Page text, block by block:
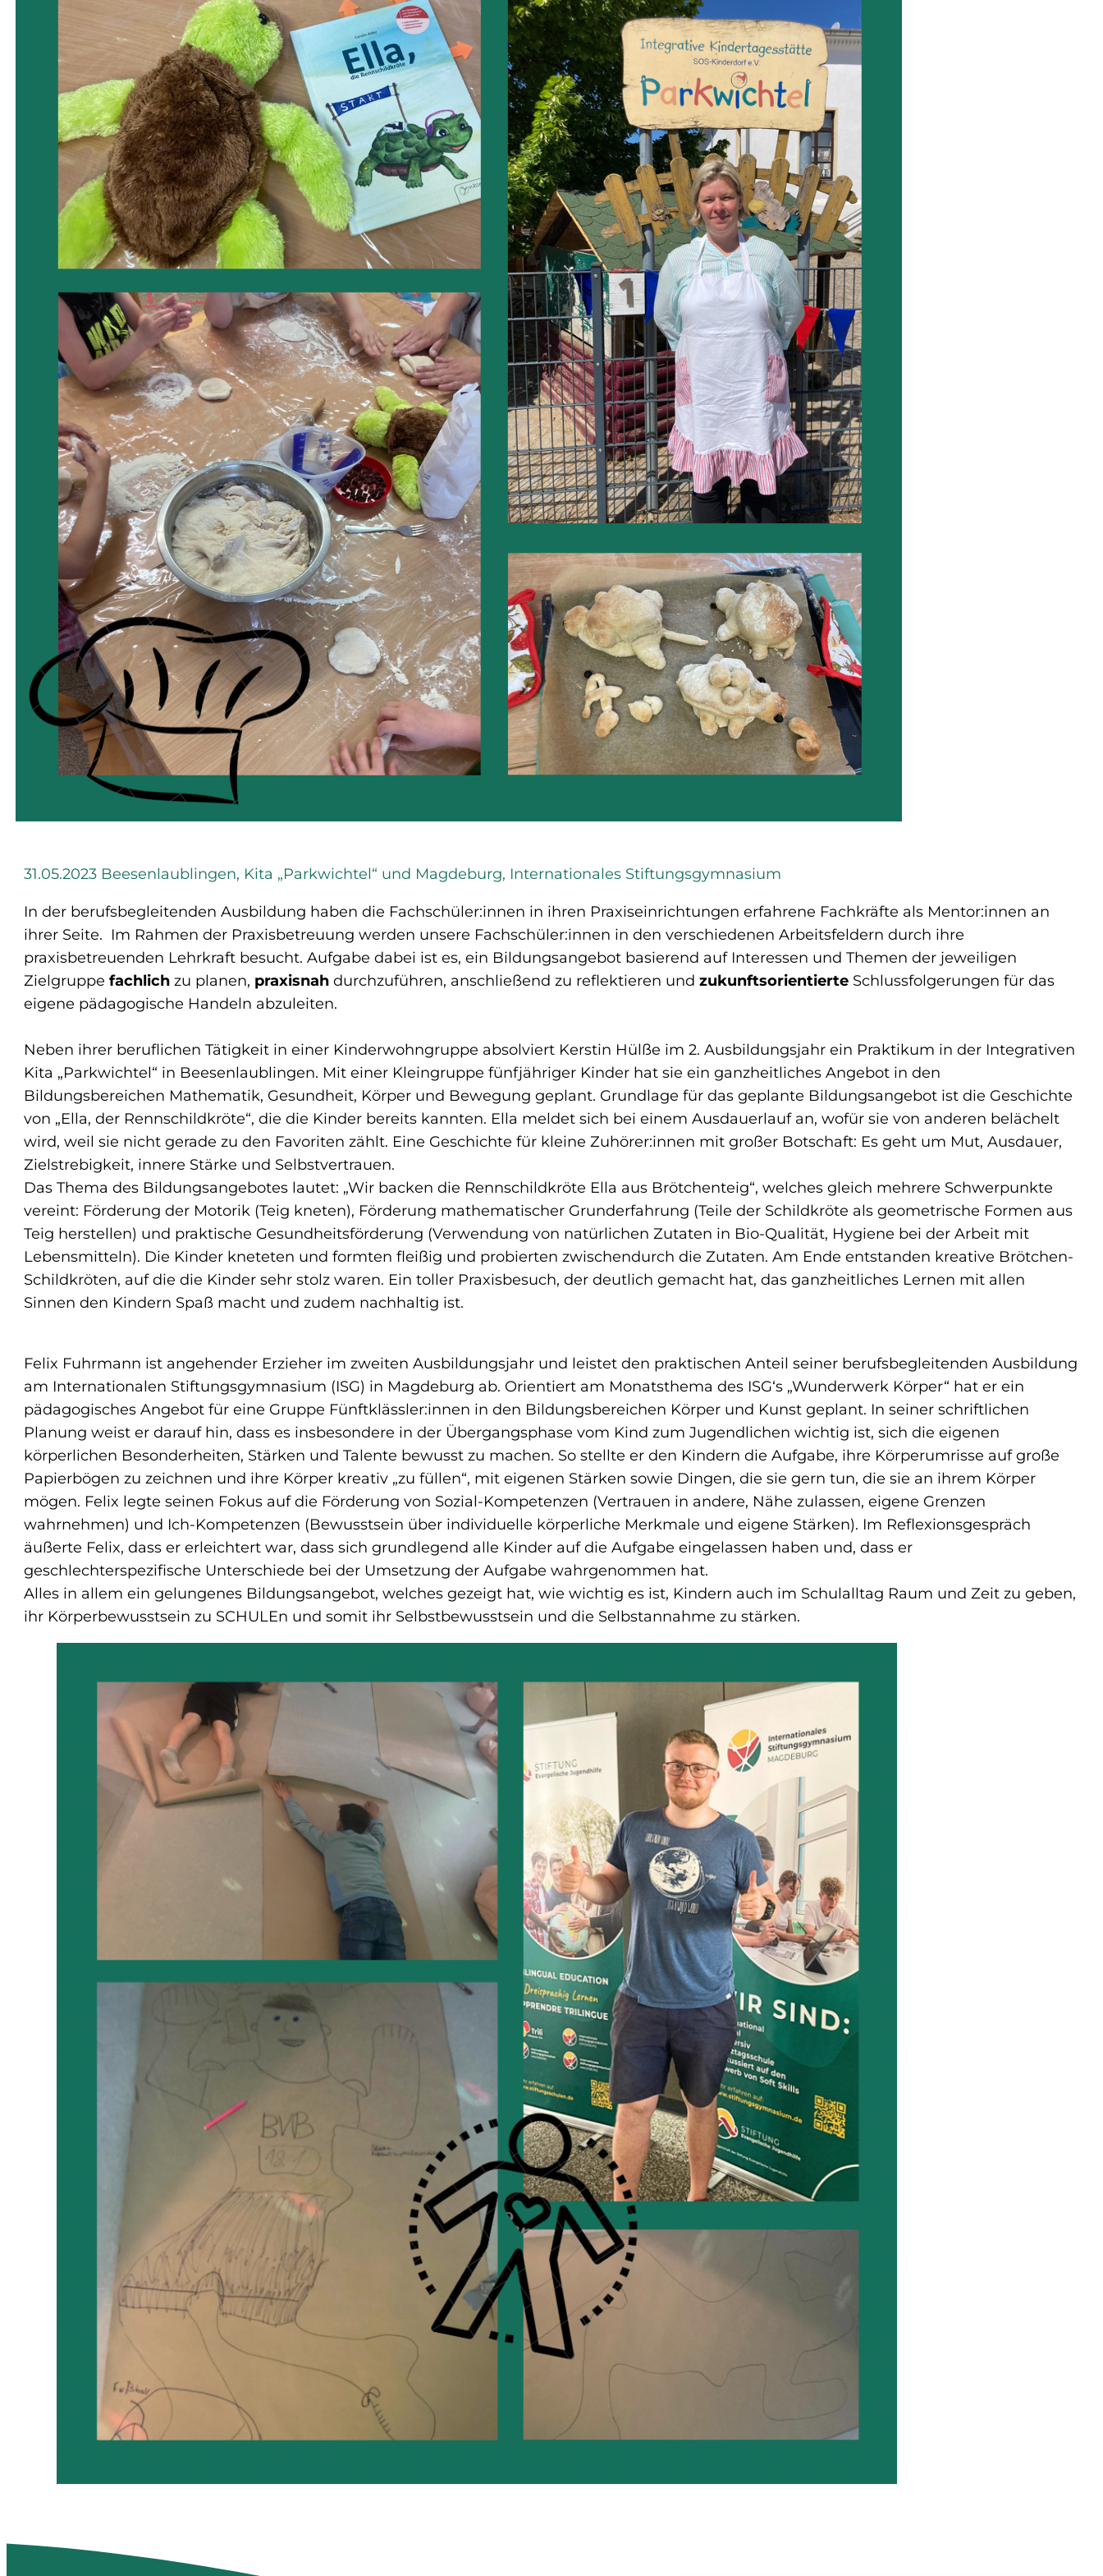
31.05.2023 Beesenlaublingen, Kita „Parkwichtel“ und Magdeburg, Internationales Stiftungsgymnasium
In der berufsbegleitenden Ausbildung haben die Fachschüler:innen in ihren Praxiseinrichtungen erfahrene Fachkräfte als Mentor:innen an
ihrer Seite. Im Rahmen der Praxisbetreuung werden unsere Fachschüler:innen in den verschiedenen Arbeitsfeldern durch ihre
praxisbetreuenden Lehrkraft besucht. Aufgabe dabei ist es, ein Bildungsangebot basierend auf Interessen und Themen der jeweiligen
Zielgruppefachlich zu planen, praxisnahdurchzuführen, anschließend zu reflektieren undzukunftsorientierte Schlussfolgerungen für das
eigene pädagogische Handeln abzuleiten.
Neben ihrer beruflichen Tätigkeit in einer Kinderwohngruppe absolviert Kerstin Hülße im 2. Ausbildungsjahr ein Praktikum in der Integrativen
Kita „Parkwichtel“ in Beesenlaublingen. Mit einer Kleingruppe fünfjähriger Kinder hat sie ein ganzheitliches Angebot in den
Bildungsbereichen Mathematik, Gesundheit, Körper und Bewegung geplant. Grundlage für das geplante Bildungsangebot ist die Geschichte
von „Ella, der Rennschildkröte“, die die Kinder bereits kannten. Ella meldet sich bei einem Ausdauerlauf an, wofür sie von anderen belächelt
wird, weil sie nicht gerade zu den Favoriten zählt. Eine Geschichte für kleine Zuhörer:innen mit großer Botschaft: Es geht um Mut, Ausdauer,
Zielstrebigkeit, innere Stärke und Selbstvertrauen.
Das Thema des Bildungsangebotes lautet: „Wir backen die Rennschildkröte Ella aus Brötchenteig“, welches gleich mehrere Schwerpunkte
vereint: Förderung der Motorik (Teig kneten), Förderung mathematischer Grunderfahrung (Teile der Schildkröte als geometrische Formen aus
Teig herstellen) und praktische Gesundheitsförderung (Verwendung von natürlichen Zutaten in Bio-Qualität, Hygiene bei der Arbeit mit
Lebensmitteln). Die Kinder kneteten und formten fleißig und probierten zwischendurch die Zutaten. Am Ende entstanden kreative Brötchen-
Schildkröten, auf die die Kinder sehr stolz waren. Ein toller Praxisbesuch, der deutlich gemacht hat, das ganzheitliches Lernen mit allen
Sinnen den Kindern Spaß macht und zudem nachhaltig ist.
Felix Fuhrmann ist angehender Erzieher im zweiten Ausbildungsjahr und leistet den praktischen Anteil seiner berufsbegleitenden Ausbildung
am Internationalen Stiftungsgymnasium (ISG) in Magdeburg ab. Orientiert am Monatsthema des ISG‘s „Wunderwerk Körper“ hat er ein
pädagogisches Angebot für eine Gruppe Fünftklässler:innen in den Bildungsbereichen Körper und Kunst geplant. In seiner schriftlichen
Planung weist er darauf hin, dass es insbesondere in der Übergangsphase vom Kind zum Jugendlichen wichtig ist, sich die eigenen
körperlichen Besonderheiten, Stärken und Talente bewusst zu machen. So stellte er den Kindern die Aufgabe, ihre Körperumrisse auf große
Papierbögen zu zeichnen und ihre Körper kreativ „zu füllen“, mit eigenen Stärken sowie Dingen, die sie gern tun, die sie an ihrem Körper
mögen. Felix legte seinen Fokus auf die Förderung von Sozial-Kompetenzen (Vertrauen in andere, Nähe zulassen, eigene Grenzen
wahrnehmen) und Ich-Kompetenzen (Bewusstsein über individuelle körperliche Merkmale und eigene Stärken). Im Reflexionsgespräch
äußerte Felix, dass er erleichtert war, dass sich grundlegend alle Kinder auf die Aufgabe eingelassen haben und, dass er
geschlechterspezifische Unterschiede bei der Umsetzung der Aufgabe wahrgenommen hat.
Alles in allem ein gelungenes Bildungsangebot, welches gezeigt hat, wie wichtig es ist, Kindern auch im Schulalltag Raum und Zeit zu geben,
ihr Körperbewusstsein zu SCHULEn und somit ihr Selbstbewusstsein und die Selbstannahme zu stärken.